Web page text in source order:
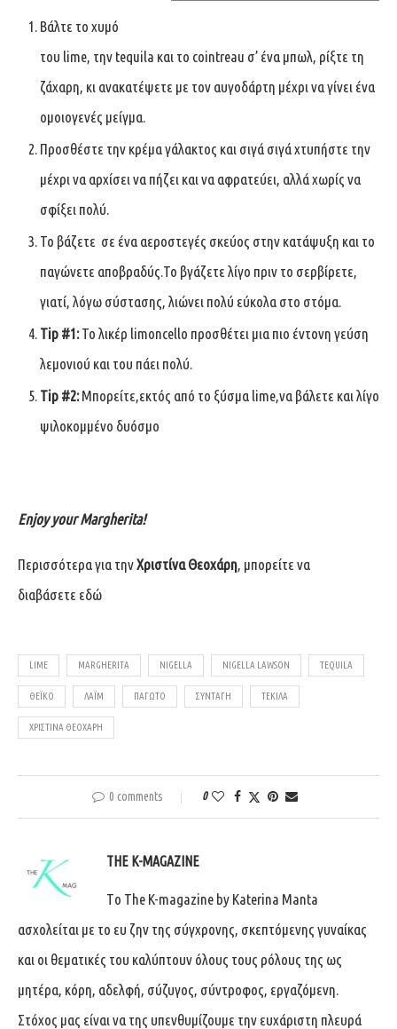
Βάλτε το χυμό
του lime, την tequila και το cointreau σ’ ένα μπωλ, ρίξτε τη
ζάχαρη, κι ανακατέψετε με τον αυγοδάρτη μέχρι να γίνει ένα
ομοιογενές μείγμα.
Προσθέστε την κρέμα γάλακτος και σιγά σιγά χτυπήστε την
μέχρι να αρχίσει να πήζει και να αφρατεύει, αλλά χωρίς να
σφίξει πολύ.
Το βάζετε σε ένα αεροστεγές σκεύος στην κατάψυξη και το
παγώνετε αποβραδύς.Το βγάζετε λίγο πριν το σερβίρετε,
γιατί, λόγω σύστασης, λιώνει πολύ εύκολα στο στόμα.
Tip #1:Το λικέρ limoncello προσθέτει μια πιο έντονη γεύση
λεμονιού και του πάει πολύ.
Tip #2:Μπορείτε,εκτός από το ξύσμα lime,να βάλετε και λίγο
ψιλοκομμένο δυόσμο
Enjoy your Margherita!
Περισσότερα για τηνΧριστίνα Θεοχάρη, μπορείτε να
διαβάσετε εδώ
LIME MARGHERITA NIGELLA NIGELLA LAWSON TEQUILA
ΘΕΪΚΌ ΛΆΙΜ ΠΑΓΩΤΟ ΣΥΝΤΑΓΉ ΤΕΚΊΛΑ
ΧΡΙΣΤΊΝΑ ΘΕΟΧΆΡΗ
0 comments 0
THE K-MAGAZINE
Tο The K-magazine by Katerina Manta
ασχολείται με το ευ ζην της σύγχρονης, σκεπτόμενης γυναίκας
και οι θεματικές του καλύπτουν όλους τους ρόλους της ως
μητέρα, κόρη, αδελφή, σύζυγος, σύντροφος, εργαζόμενη.
Στόχος μας είναι να της υπενθυμίζουμε την ευχάριστη πλευρά